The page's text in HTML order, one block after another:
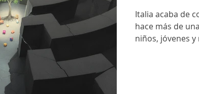
Italia acaba de
hace más de
niños, jóvenes